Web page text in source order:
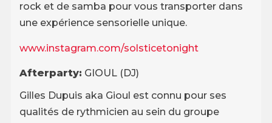
rock et de samba pour vous transporter dans
une expérience sensorielle unique.
www.instagram.com/solsticetonight
Afterparty: GIOUL (DJ)
Gilles Dupuis aka Gioul est connu pour ses
qualités de rythmicien au sein du groupe